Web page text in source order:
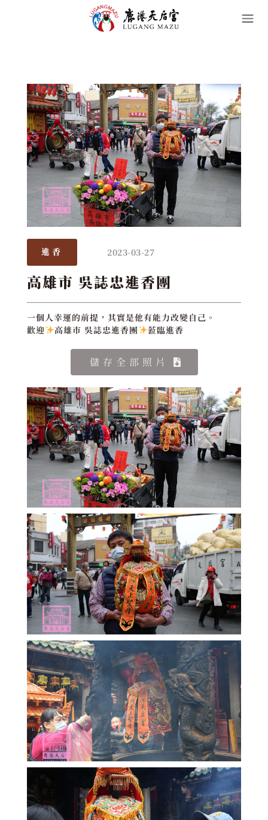
進香 2023-03-27
高雄市 吳誌忠進香團
一個人幸運的前提，其實是他有能力改變自己。
歡迎
高雄市 吳誌忠進香團 蒞臨進香
儲存全部照片